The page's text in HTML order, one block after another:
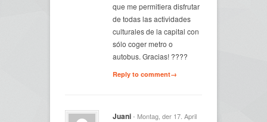
que me permitiera disfrutar
de todas las actividades
culturales de la capital con
sólo coger metro o
autobus. Gracias! ????
Reply to comment→
Juani- Montag, der 17. April